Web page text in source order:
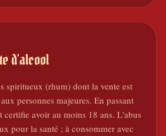
d'alcool
spiritueux (rhum) dont la vente est
personnes majeures. En passant
certifie avoir au moins 18 ans. L'abus
pour la santé ; à consommer avec